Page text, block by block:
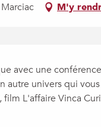
M'y
avec une
univers qui
L'affaire Vinca